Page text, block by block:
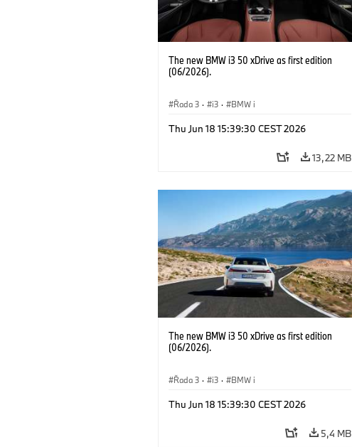
The new BMW i3 50 xDrive as first edition
(06/2026).
Řada 3 · i3 · BMW i
Thu Jun 18 15:39:30 CEST 2026
13,22 MB
The new BMW i3 50 xDrive as first edition
(06/2026).
Řada 3 · i3 · BMW i
Thu Jun 18 15:39:30 CEST 2026
5,4 MB